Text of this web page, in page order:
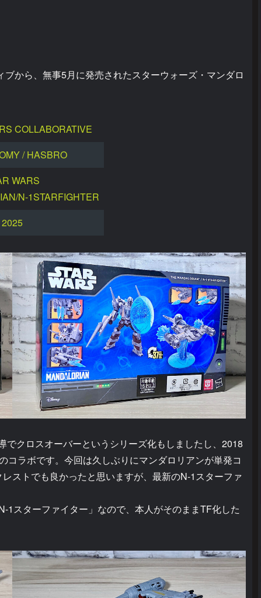
から、無事5月に発売されたスターウォーズ・マンダロ
COLLABORATIVE
/ HASBRO
WARS
N-1STARFIGHTER
2025
でクロスオーバーというシリーズ化もしましたし、2018
ラボです。今回は久しぶりにマンダロリアンが単発コ
ストでも良かったと思いますが、最新のN-1スターファ
1スターファイター」なので、本人がそのままTF化した